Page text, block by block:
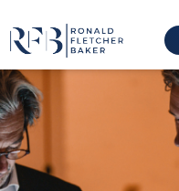
Ga naar de inhoud